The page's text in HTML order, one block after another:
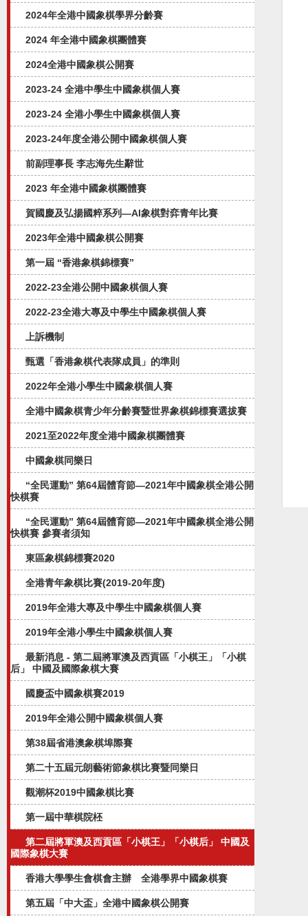
2024年全港中國象棋學界分齡賽
2024 年全港中國象棋團體賽
2024全港中國象棋公開賽
2023-24 全港中學生中國象棋個人賽
2023-24 全港小學生中國象棋個人賽
2023-24年度全港公開中國象棋個人賽
前副理事長 李志海先生辭世
2023 年全港中國象棋團體賽
賀國慶及弘揚國粹系列—AI象棋對弈⻘年比賽
2023年全港中國象棋公開賽
第一屆 “香港象棋錦標賽”
2022-23全港公開中國象棋個人賽
2022-23全港大專及中學生中國象棋個人賽
上訴機制
甄選「香港象棋代表隊成員」的準則
2022年全港小學生中國象棋個人賽
全港中國象棋青少年分齡賽暨世界象棋錦標賽選拔賽
2021至2022年度全港中國象棋團體賽
中國象棋同樂日
“全民運動” 第64屆體育節—2021年中國象棋全港公開
快棋賽
“全民運動” 第64屆體育節—2021年中國象棋全港公開
快棋賽 參賽者須知
東區象棋錦標賽2020
全港青年象棋比賽(2019-20年度)
2019年全港大專及中學生中國象棋個人賽
2019年全港小學生中國象棋個人賽
最新消息 - 第二屆將軍澳及西貢區「小棋王」「小棋
后」 中國及國際象棋大賽
國慶盃中國象棋賽2019
2019年全港公開中國象棋個人賽
第38屆省港澳象棋埠際賽
第二十五屆元朗藝術節象棋比賽暨同樂日
觀潮杯2019中國象棋比賽
第一屆中華棋院柸
第二屆將軍澳及西貢區「小棋王」「小棋后」 中國及
國際象棋大賽
香港大學學生會棋會主辦 全港學界中國象棋賽
第五屆「中大盃」全港中國象棋公開賽​